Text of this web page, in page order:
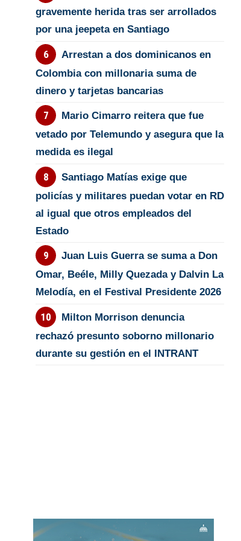
gravemente herida tras ser arrollados
por una jeepeta en Santiago
Arrestan a dos dominicanos en
Colombia con millonaria suma de
dinero y tarjetas bancarias
Mario Cimarro reitera que fue
vetado por Telemundo y asegura que la
medida es ilegal
Santiago Matías exige que
policías y militares puedan votar en RD
al igual que otros empleados del
Estado
Juan Luis Guerra se suma a Don
Omar, Beéle, Milly Quezada y Dalvin La
Melodía, en el Festival Presidente 2026
Milton Morrison denuncia
rechazó presunto soborno millonario
durante su gestión en el INTRANT